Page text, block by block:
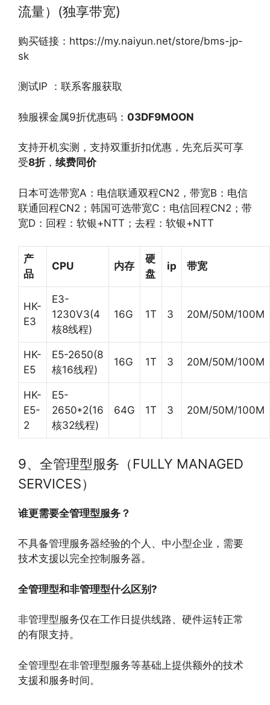
流量）(独享带宽)
购买链接：https://my.naiyun.net/store/bms-jp-
sk
测试IP ：联系客服获取
独服裸金属9折优惠码： 03DF9MOON
支持开机实测，支持双重折扣优惠，先充后买可享
受8折， 续费同价
日本可选带宽A：电信联通双程CN2，带宽B：电信
联通回程CN2；韩国可选带宽C：电信回程CN2；带
宽D：回程：软银+NTT；去程：软银+NTT
产
品
CPU 内存
硬
盘
ip 带宽
HK-
E3
E3-
1230V3(4
核8线程)
16G 1T 3 20M/50M/100M
HK-
E5
E5-2650(8
核16线程)
16G 1T 3 20M/50M/100M
HK-
E5-
2
E5-
2650*2(16
核32线程)
64G 1T 3 20M/50M/100M
9、全管理型服务（FULLY MANAGED
SERVICES）
谁更需要全管理型服务？
不具备管理服务器经验的个人、中小型企业，需要
技术支援以完全控制服务器。
全管理型和非管理型什么区别?
非管理型服务仅在工作日提供线路、硬件运转正常
的有限支持。
全管理型在非管理型服务等基础上提供额外的技术
支援和服务时间。